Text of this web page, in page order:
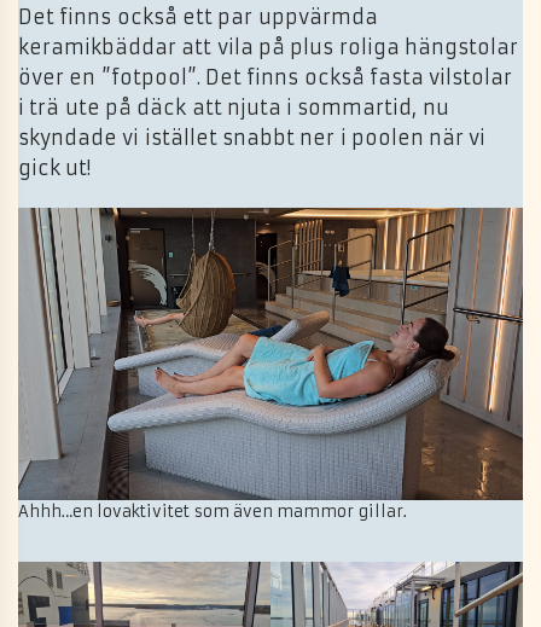
Det finns också ett par uppvärmda
keramikbäddar att vila på plus roliga hängstolar
över en ”fotpool”. Det finns också fasta vilstolar
i trä ute på däck att njuta i sommartid, nu
skyndade vi istället snabbt ner i poolen när vi
gick ut!
Ahhh…en lovaktivitet som även mammor gillar.